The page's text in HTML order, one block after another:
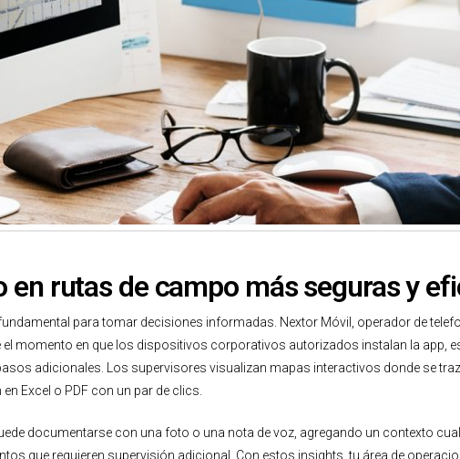
rutas de campo más seguras y
para tomar decisiones informadas. Nextor Móvil, operador de
el momento en que los dispositivos corporativos autorizados instalan la app,
adicionales. Los supervisores visualizan mapas interactivos donde se
Excel o PDF con un par de clics.
documentarse con una foto o una nota de voz, agregando un contexto
que requieren supervisión adicional. Con estos insights, tu área de